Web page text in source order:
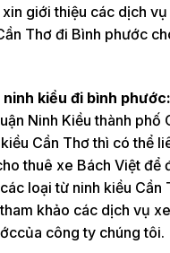
giới thiệu các dịch
Thơ đi Bình phước
kiều đi bình phước:
Ninh Kiều thành phố
Cần Thơ thì có thể
thuê xe Bách Việt để
loại từ ninh kiều Cần
khảo các dịch vụ
công ty chúng tôi.